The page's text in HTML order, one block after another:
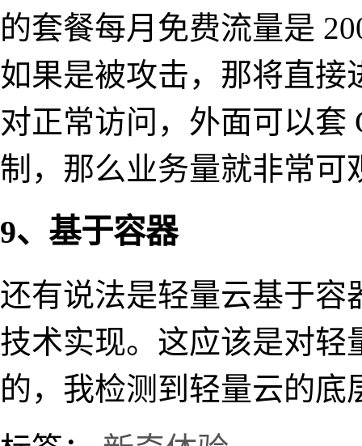
的套餐每月免费流量是
如果是被攻击，那将直接
对正常访问，外面可以套
制，那么业务量就非常可
9、基于容器
还有说法是轻量云基于
技术实现。这应该是对轻
的，我检测到轻量云的底